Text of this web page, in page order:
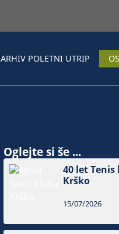
ARHIV POLETNI UTRIP
Oglejte si še ...
40 let Tenis
Krško
15/07/2026